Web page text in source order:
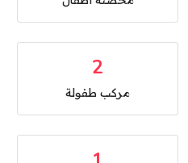
2
مركب طفولة